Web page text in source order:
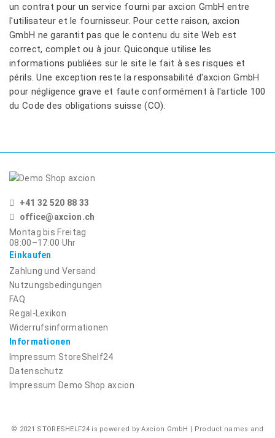
un contrat pour un service fourni par axcion GmbH entre
l'utilisateur et le fournisseur. Pour cette raison, axcion
GmbH ne garantit pas que le contenu du site Web est
correct, complet ou à jour. Quiconque utilise les
informations publiées sur le site le fait à ses risques et
périls. Une exception reste la responsabilité d'axcion GmbH
pour négligence grave et faute conformément à l'article 100
du Code des obligations suisse (CO).
+41 32 520 88 33
office@axcion.ch
Montag bis Freitag
08:00–17:00 Uhr
Einkaufen
Zahlung und Versand
Nutzungsbedingungen
FAQ
Regal-Lexikon
Widerrufsinformationen
Informationen
Impressum StoreShelf24
Datenschutz
Impressum Demo Shop axcion
© 2021 STORESHELF24 is powered by Axcion GmbH | Product names and